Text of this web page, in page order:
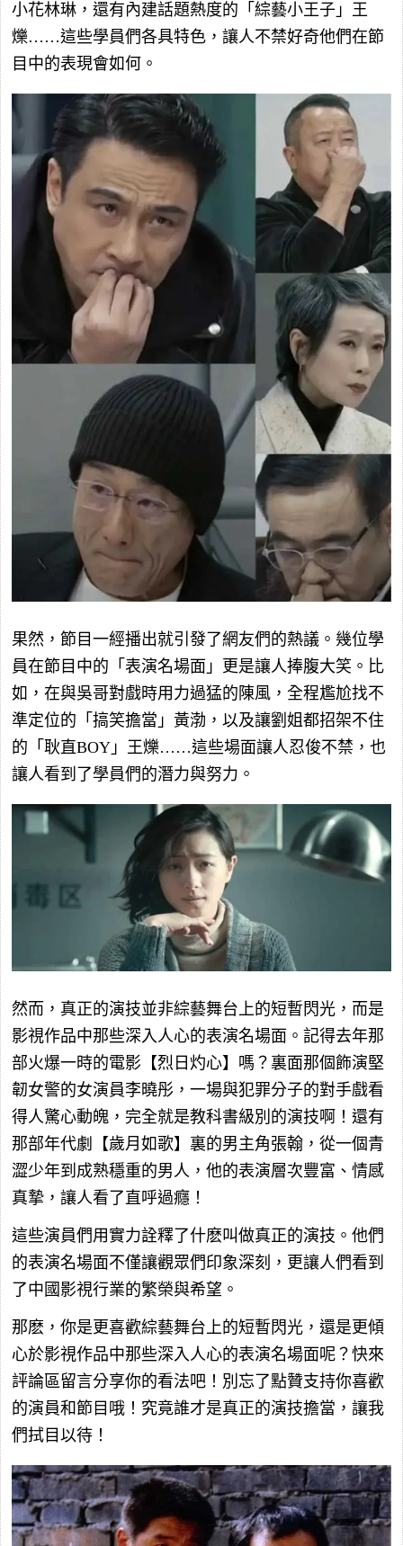
小花林琳，還有內建話題熱度的「綜藝小王子」王
爍……這些學員們各具特色，讓人不禁好奇他們在節
目中的表現會如何。
果然，節目一經播出就引發了網友們的熱議。幾位學
員在節目中的「表演名場面」更是讓人捧腹大笑。比
如，在與吳哥對戲時用力過猛的陳風，全程尷尬找不
準定位的「搞笑擔當」黃渤，以及讓劉姐都招架不住
的「耿直BOY」王爍……這些場面讓人忍俊不禁，也
讓人看到了學員們的潛力與努力。
然而，真正的演技並非綜藝舞台上的短暫閃光，而是
影視作品中那些深入人心的表演名場面。記得去年那
部火爆一時的電影【烈日灼心】嗎？裏面那個飾演堅
韌女警的女演員李曉彤，一場與犯罪分子的對手戲看
得人驚心動魄，完全就是教科書級別的演技啊！還有
那部年代劇【歲月如歌】裏的男主角張翰，從一個青
澀少年到成熟穩重的男人，他的表演層次豐富、情感
真摯，讓人看了直呼過癮！
這些演員們用實力詮釋了什麽叫做真正的演技。他們
的表演名場面不僅讓觀眾們印象深刻，更讓人們看到
了中國影視行業的繁榮與希望。
那麽，你是更喜歡綜藝舞台上的短暫閃光，還是更傾
心於影視作品中那些深入人心的表演名場面呢？快來
評論區留言分享你的看法吧！別忘了點贊支持你喜歡
的演員和節目哦！究竟誰才是真正的演技擔當，讓我
們拭目以待！